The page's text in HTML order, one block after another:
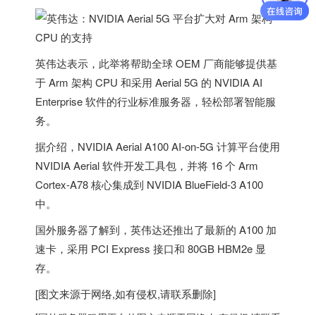
英伟达表示，此举将帮助全球 OEM 厂商能够提供基
于 Arm 架构 CPU 和采用 Aerial 5G 的 NVIDIA AI
Enterprise 软件的行业标准服务器，轻松部署智能服
务。
据介绍，NVIDIA Aerial A100 AI-on-5G 计算平台使用
NVIDIA Aerial 软件开发工具包，并将 16 个 Arm
Cortex-A78 核心集成到 NVIDIA BlueField-3 A100
中。
国外服务器了解到，英伟达还推出了最新的 A100 加
速卡，采用 PCI Express 接口和 80GB HBM2e 显
存。
[图文来源于网络,如有侵权,请联系删除]